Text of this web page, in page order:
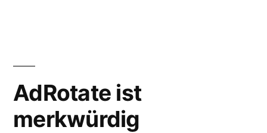
AdRotate ist
merkwürdig